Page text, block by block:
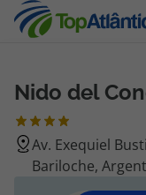
Destinos
Voos
Nido del
Av. Exequiel
Bariloche,